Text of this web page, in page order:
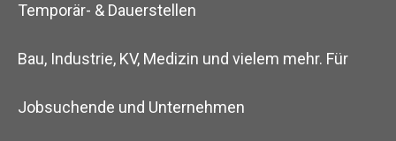
Temporär- & Dauerstellen
Bau, Industrie, KV, Medizin und vielem mehr. Für
Jobsuchende und Unternehmen